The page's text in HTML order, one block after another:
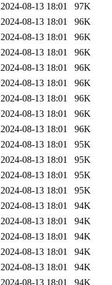
2024-08-13 18:01
97K
2024-08-13 18:01
96K
2024-08-13 18:01
96K
2024-08-13 18:01
96K
2024-08-13 18:01
96K
2024-08-13 18:01
96K
2024-08-13 18:01
96K
2024-08-13 18:01
96K
2024-08-13 18:01
96K
2024-08-13 18:01
95K
2024-08-13 18:01
95K
2024-08-13 18:01
95K
2024-08-13 18:01
95K
2024-08-13 18:01
94K
2024-08-13 18:01
94K
2024-08-13 18:01
94K
2024-08-13 18:01
94K
2024-08-13 18:01
94K
2024-08-13 18:01
94K